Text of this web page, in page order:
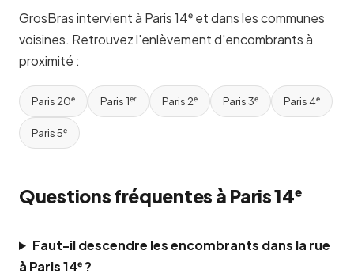
GrosBras intervient à Paris 14ᵉ et dans les communes
voisines. Retrouvez l'enlèvement d'encombrants à
proximité :
Paris 20ᵉ Paris 1ᵉʳ Paris 2ᵉ Paris 3ᵉ Paris 4ᵉ
Paris 5ᵉ
Questions fréquentes à Paris 14ᵉ
Faut-il descendre les encombrants dans la rue
à Paris 14ᵉ ?